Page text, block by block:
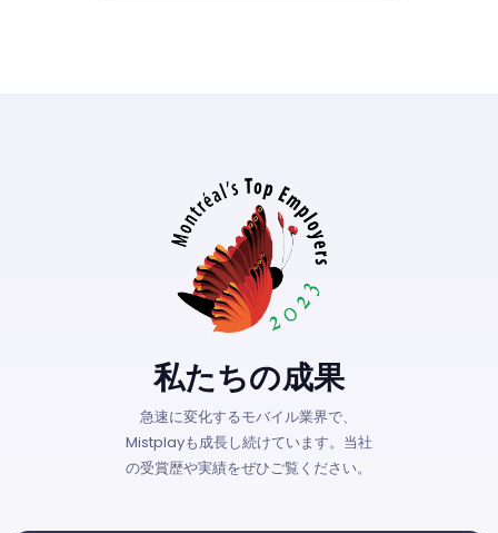
私たちの成果
急速に変化するモバイル業界で、
Mistplayも成長し続けています。当社
の受賞歴や実績をぜひご覧ください。